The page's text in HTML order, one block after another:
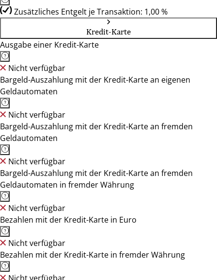
Zusätzliches Entgelt je Transaktion: 1,00 %
Kredit-Karte
Ausgabe einer Kredit-Karte
Nicht verfügbar
Bargeld-Auszahlung mit der Kredit-Karte an eigenen
Geldautomaten
Nicht verfügbar
Bargeld-Auszahlung mit der Kredit-Karte an fremden
Geldautomaten
Nicht verfügbar
Bargeld-Auszahlung mit der Kredit-Karte an fremden
Geldautomaten in fremder Währung
Nicht verfügbar
Bezahlen mit der Kredit-Karte in Euro
Nicht verfügbar
Bezahlen mit der Kredit-Karte in fremder Währung